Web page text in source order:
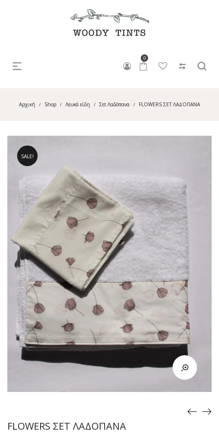
0
Αρχική / Shop / Λευκά είδη / Σετ Λαδόπανα / FLOWERS ΣΕΤ ΛΑΔΟΠΑΝΑ
SALE!
FLOWERS ΣΕΤ ΛΑΔΟΠΑΝΑ